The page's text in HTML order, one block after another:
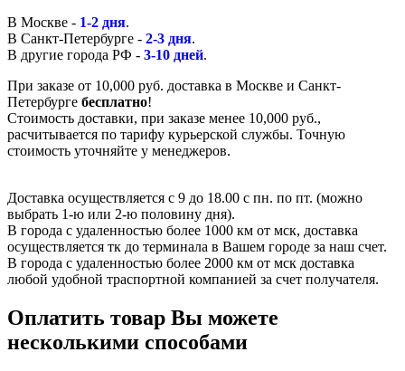
В Москве - 1-2 дня.
В Санкт-Петербурге - 2-3 дня.
В другие города РФ - 3-10 дней.
При заказе от 10,000 руб. доставка в Москве и Санкт-
Петербурге бесплатно!
Стоимость доставки, при заказе менее 10,000 руб.,
расчитывается по тарифу курьерской службы. Точную
стоимость уточняйте у менеджеров.
Доставка осуществляется с 9 до 18.00 с пн. по пт. (можно
выбрать 1-ю или 2-ю половину дня).
В города с удаленностью более 1000 км от мск, доставка
осуществляется тк до терминала в Вашем городе за наш счет.
В города с удаленностью более 2000 км от мск доставка
любой удобной траспортной компанией за счет получателя.
Оплатить товар Вы можете
несколькими способами